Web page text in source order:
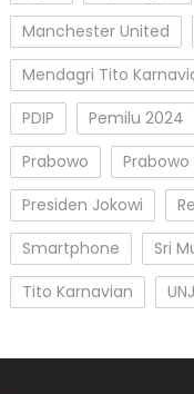
Manchester United
Mendagri Tito
PDIP
Pemilu 2024
Prabowo
Presiden Jokowi
Smartphone
Sri
Tito Karnavian
UNJ